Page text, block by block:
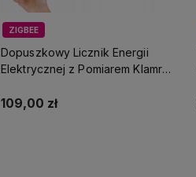
ZIGBEE
Dopuszkowy Licznik Energii
Elektrycznej z Pomiarem Klamra
109,00 zł